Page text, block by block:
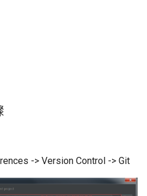
-> Version Control -> Git